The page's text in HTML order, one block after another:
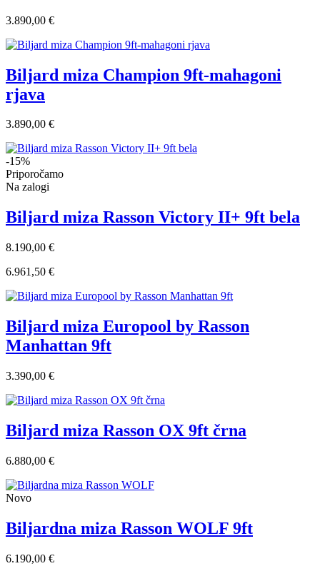
3.890,00 €
Biljard miza Champion 9ft-mahagoni
rjava
3.890,00 €
-15%
Priporočamo
Na zalogi
Biljard miza Rasson Victory II+ 9ft bela
8.190,00 €
6.961,50 €
Biljard miza Europool by Rasson
Manhattan 9ft
3.390,00 €
Biljard miza Rasson OX 9ft črna
6.880,00 €
Novo
Biljardna miza Rasson WOLF 9ft
6.190,00 €